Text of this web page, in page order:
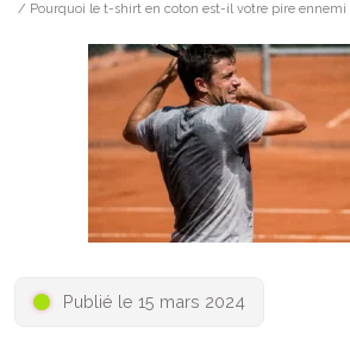
/ Pourquoi le t-shirt en coton est-il votre pire ennemi
Publié le 15 mars 2024